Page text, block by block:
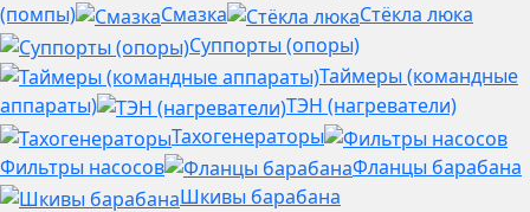
(помпы)
Смазка
Стёкла люка
Суппорты (опоры)
Таймеры (командные
аппараты)
ТЭН (нагреватели)
Тахогенераторы
Фильтры насосов
Фланцы барабана
Шкивы барабана